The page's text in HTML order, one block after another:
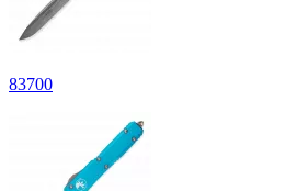
83700